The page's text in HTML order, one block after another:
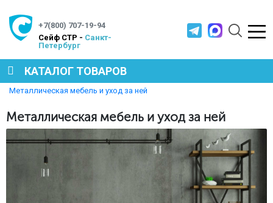
+7(800) 707-19-94
Cейф СТР - Санкт-
Петербург
КАТАЛОГ ТОВАРОВ
МЕТАЛЛИЧЕСКАЯ МЕБЕЛЬ
МЕТАЛЛИЧЕСКИЕ СТЕЛЛАЖИ
Главная
Полезная информация
Металлическая мебель и уход за ней
Металлическая мебель и уход за ней